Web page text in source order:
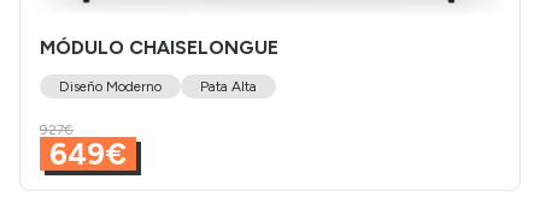
MÓDULO CHAISELONGUE
Diseño Moderno Pata Alta
927€
649€